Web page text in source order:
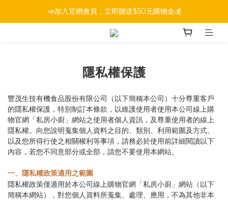
📣加入官網會員，立即贈送$50元購物金💰
隱私權保護
豐茂生技有機食品股份有限公司（以下簡稱本公司）十分尊重客戶
的隱私權保護，特別制訂本條款，以維護使用者使用本公司線上購
物官網「私房小廚」網站之使用者個人資訊，及尊重使用者的線上
隱私權。向您說明蒐集個人資料之目的、類別、利用範圍及方式、
以及您所得行使之相關權利等事項，請務必於使用前詳細閱讀以下
內容，若您不同意部分或全部，請您不要使用本網站。
一、隱私權政策適用之範圍
隱私權政策僅適用於本公司線上購物官網「私房小廚」網站（以下
簡稱本網站），對您個人資料所蒐集、處理、應用，不為其他非本